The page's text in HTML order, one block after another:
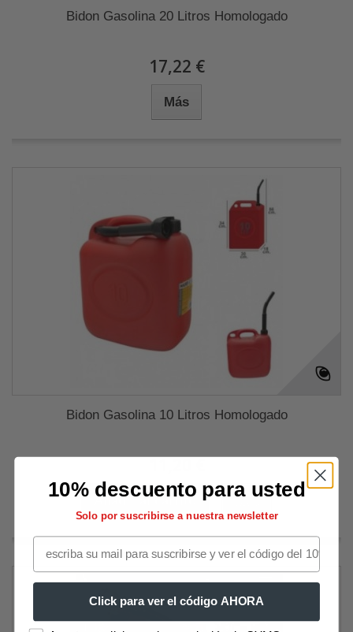
Bidon Gasolina 20 Litros Homologado
17,22 €
Más
Bidon Gasolina 10 Litros Homologado
11,20 €
Añadir al carrito Más
10% descuento para usted
Solo por suscribirse a nuestra newsletter
Click para ver el código AHORA